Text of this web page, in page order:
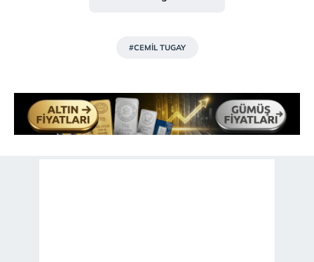
ziyaret edebilirsiniz.
hazırlanmış Aydınlatma Metnimizi okumak ve sitemizde
ilgili mevzuata uygun olarak kullanılan çerezlerle ilgili bilgi
almak için lütfentıklayınız.
#CEMİL TUGAY